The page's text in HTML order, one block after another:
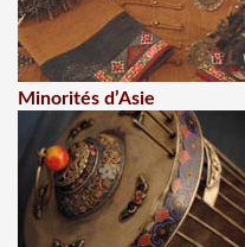
Minorités d’Asie